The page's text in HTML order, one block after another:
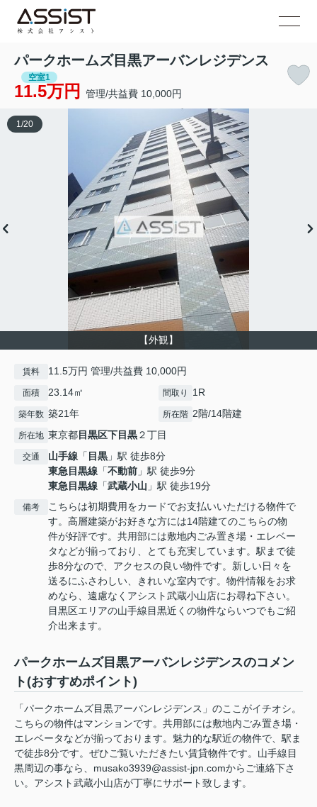
パークホームズ目黒アーバンレジデンス
空室1
11.5万円 管理/共益費 10,000円
【外観】
1 /20
賃料 11.5万円 管理/共益費 10,000円
面積 23.14㎡ 間取り 1R
築年数 築21年 所在階 2階/14階建
所在地 東京都目黒区下目黒２丁目
交通 山手線 「 目黒 」駅 徒歩8分
東急目黒線 「不動前 」駅 徒歩9分
東急目黒線 「武蔵小山 」駅 徒歩19分
備考
こちらは初期費用をカードでお支払いいただける物件で
す。高層建築がお好きな方には14階建てのこちらの物
件が好評です。共用部には敷地内ごみ置き場・エレベー
タなどが揃っており、とても充実しています。駅まで徒
歩8分なので、アクセスの良い物件です。新しい日々を
送るにふさわしい、きれいな室内です。物件情報をお求
めなら、遠慮なくアシスト武蔵小山店にお尋ね下さい。
目黒区エリアの山手線目黒近くの物件ならいつでもご紹
介出来ます。
パークホームズ目黒アーバンレジデンスのコメン
ト(おすすめポイント)
「パークホームズ目黒アーバンレジデンス」のここがイチオシ。
こちらの物件はマンションです。共用部には敷地内ごみ置き場・
エレベータなどが揃っております。魅力的な駅近の物件で、駅ま
で徒歩8分です。ぜひご覧いただきたい賃貸物件です。山手線目
黒周辺の事なら、musako3939@assist-jpn.comからご連絡下さ
い。アシスト武蔵小山店が丁寧にサポート致します。